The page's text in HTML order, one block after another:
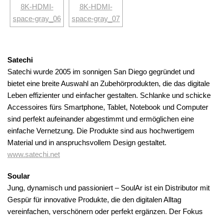
Satechi
Satechi wurde 2005 im sonnigen San Diego gegründet und
bietet eine breite Auswahl an Zubehörprodukten, die das digitale
Leben effizienter und einfacher gestalten. Schlanke und schicke
Accessoires fürs Smartphone, Tablet, Notebook und Computer
sind perfekt aufeinander abgestimmt und ermöglichen eine
einfache Vernetzung. Die Produkte sind aus hochwertigem
Material und in anspruchsvollem Design gestaltet.
www.satechi.net
Soular
Jung, dynamisch und passioniert – SoulAr ist ein Distributor mit
Gespür für innovative Produkte, die den digitalen Alltag
vereinfachen, verschönern oder perfekt ergänzen. Der Fokus